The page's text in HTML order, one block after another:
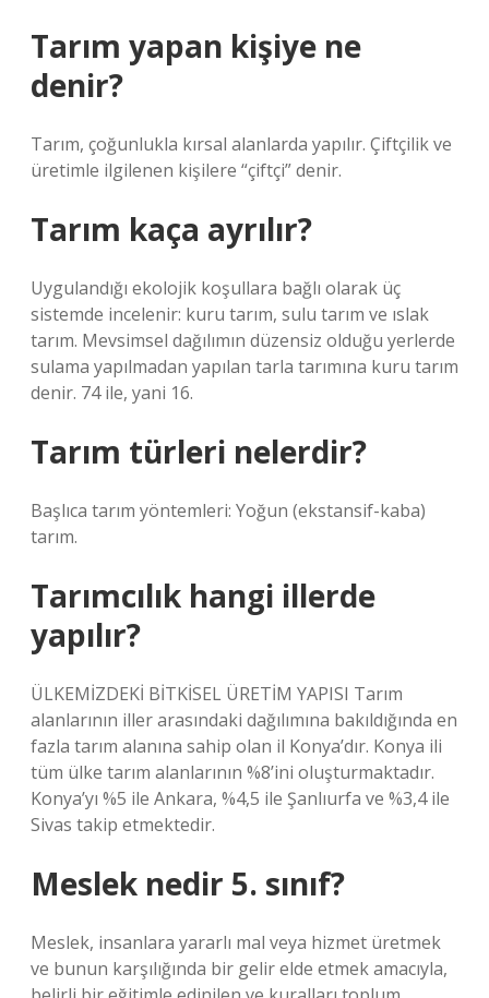
Tarım yapan kişiye ne
denir?
Tarım, çoğunlukla kırsal alanlarda yapılır. Çiftçilik ve
üretimle ilgilenen kişilere “çiftçi” denir.
Tarım kaça ayrılır?
Uygulandığı ekolojik koşullara bağlı olarak üç
sistemde incelenir: kuru tarım, sulu tarım ve ıslak
tarım. Mevsimsel dağılımın düzensiz olduğu yerlerde
sulama yapılmadan yapılan tarla tarımına kuru tarım
denir. 74 ile, yani 16.
Tarım türleri nelerdir?
Başlıca tarım yöntemleri: Yoğun (ekstansif-kaba)
tarım.
Tarımcılık hangi illerde
yapılır?
ÜLKEMİZDEKİ BİTKİSEL ÜRETİM YAPISI Tarım
alanlarının iller arasındaki dağılımına bakıldığında en
fazla tarım alanına sahip olan il Konya’dır. Konya ili
tüm ülke tarım alanlarının %8’ini oluşturmaktadır.
Konya’yı %5 ile Ankara, %4,5 ile Şanlıurfa ve %3,4 ile
Sivas takip etmektedir.
Meslek nedir 5. sınıf?
Meslek, insanlara yararlı mal veya hizmet üretmek
ve bunun karşılığında bir gelir elde etmek amacıyla,